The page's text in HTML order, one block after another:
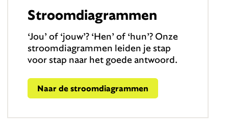
Stroomdiagrammen
‘Jou’ of ‘jouw’? ‘Hen’ of ‘hun’? Onze
stroomdiagrammen leiden je stap
voor stap naar het goede antwoord.
Naar de stroomdiagrammen